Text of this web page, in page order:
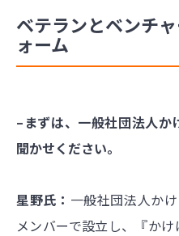
ベテランとベンチ
ォーム
–まずは、一般社団法人か
聞かせください。
星野氏： 一般社団法人か
メンバーで設立し、『か